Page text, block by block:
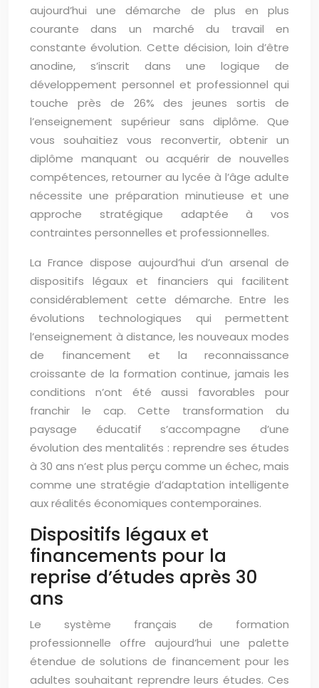
aujourd’hui une démarche de plus en plus
courante dans un marché du travail en
constante évolution. Cette décision, loin d’être
anodine, s’inscrit dans une logique de
développement personnel et professionnel qui
touche près de 26% des jeunes sortis de
l’enseignement supérieur sans diplôme. Que
vous souhaitiez vous reconvertir, obtenir un
diplôme manquant ou acquérir de nouvelles
compétences, retourner au lycée à l’âge adulte
nécessite une préparation minutieuse et une
approche stratégique adaptée à vos
contraintes personnelles et professionnelles.
La France dispose aujourd’hui d’un arsenal de
dispositifs légaux et financiers qui facilitent
considérablement cette démarche. Entre les
évolutions technologiques qui permettent
l’enseignement à distance, les nouveaux modes
de financement et la reconnaissance
croissante de la formation continue, jamais les
conditions n’ont été aussi favorables pour
franchir le cap. Cette transformation du
paysage éducatif s’accompagne d’une
évolution des mentalités : reprendre ses études
à 30 ans n’est plus perçu comme un échec, mais
comme une stratégie d’adaptation intelligente
aux réalités économiques contemporaines.
Dispositifs légaux et
financements pour la
reprise d’études après 30
ans
Le système français de formation
professionnelle offre aujourd’hui une palette
étendue de solutions de financement pour les
adultes souhaitant reprendre leurs études. Ces